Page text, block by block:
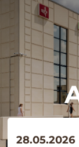
28.05.2026